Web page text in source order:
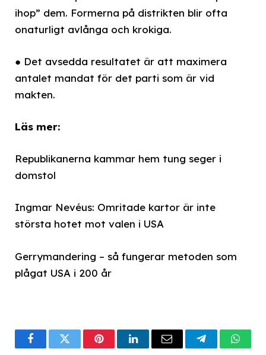
ihop” dem. Formerna på distrikten blir ofta
onaturligt avlånga och krokiga.
● Det avsedda resultatet är att maximera
antalet mandat för det parti som är vid
makten.
Läs mer:
Republikanerna kammar hem tung seger i
domstol
Ingmar Nevéus: Omritade kartor är inte
största hotet mot valen i USA
Gerrymandering – så fungerar metoden som
plågat USA i 200 år
FacebookTwitterPinterestLinkedInEmail Telegram